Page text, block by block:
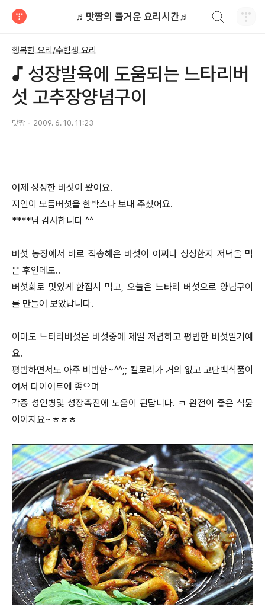
♬맛짱의 즐거운 요리시간♬
행복한 요리/수험생 요리
♪ 성장발육에 도움되는 느타리버
섯 고추장양념구이
맛짱 2009. 6. 10. 11:23
어제 싱싱한 버섯이 왔어요.
지인이 모듬버섯을 한박스나 보내 주셨어요.
****님 감사합니다 ^^
버섯 농장에서 바로 직송해온 버섯이 어찌나 싱싱한지 저녁을 먹
은 후인데도..
버섯회로 맛있게 한접시 먹고, 오늘은 느타리 버섯으로 양념구이
를 만들어 보았답니다.
이마도 느타리버섯은 버섯중에 제일 저렴하고 평범한 버섯일거예
요.
평범하면서도 아주 비범한~^^;; 칼로리가 거의 없고 고단백식품이
여서 다이어트에 좋으며
각종 성인병및 성장촉진에 도움이 된답니다. ㅋ 완전이 좋은 식뭎
이이지요~ㅎㅎㅎ